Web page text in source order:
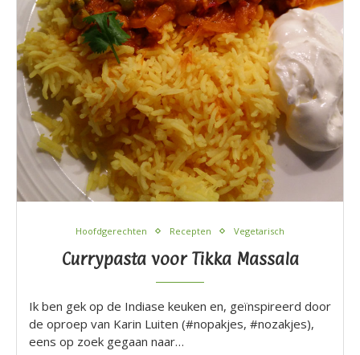
Hoofdgerechten Recepten Vegetarisch
Currypasta voor Tikka Massala
Ik ben gek op de Indiase keuken en, geïnspireerd door
de oproep van Karin Luiten (#nopakjes, #nozakjes),
eens op zoek gegaan naar…